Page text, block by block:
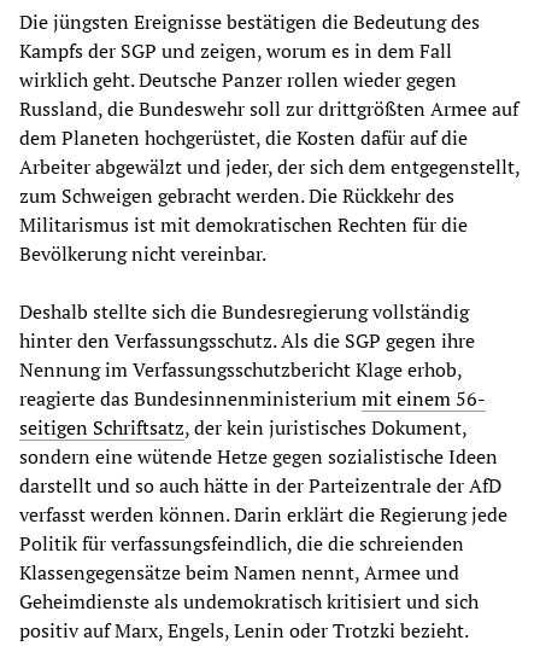
Die jüngsten Ereignisse bestätigen die Bedeutung des
Kampfs der SGP und zeigen, worum es in dem Fall
wirklich geht. Deutsche Panzer rollen wieder gegen
Russland, die Bundeswehr soll zur drittgrößten Armee auf
dem Planeten hochgerüstet, die Kosten dafür auf die
Arbeiter abgewälzt und jeder, der sich dem entgegenstellt,
zum Schweigen gebracht werden. Die Rückkehr des
Militarismus ist mit demokratischen Rechten für die
Bevölkerung nicht vereinbar.
Deshalb stellte sich die Bundesregierung vollständig
hinter den Verfassungsschutz. Als die SGP gegen ihre
Nennung im Verfassungsschutzbericht Klage erhob,
reagierte das Bundesinnenministeriummit einem 56-
seitigen Schriftsatz, der kein juristisches Dokument,
sondern eine wütende Hetze gegen sozialistische Ideen
darstellt und so auch hätte in der Parteizentrale der AfD
verfasst werden können. Darin erklärt die Regierung jede
Politik für verfassungsfeindlich, die die schreienden
Klassengegensätze beim Namen nennt, Armee und
Geheimdienste als undemokratisch kritisiert und sich
positiv auf Marx, Engels, Lenin oder Trotzki bezieht.